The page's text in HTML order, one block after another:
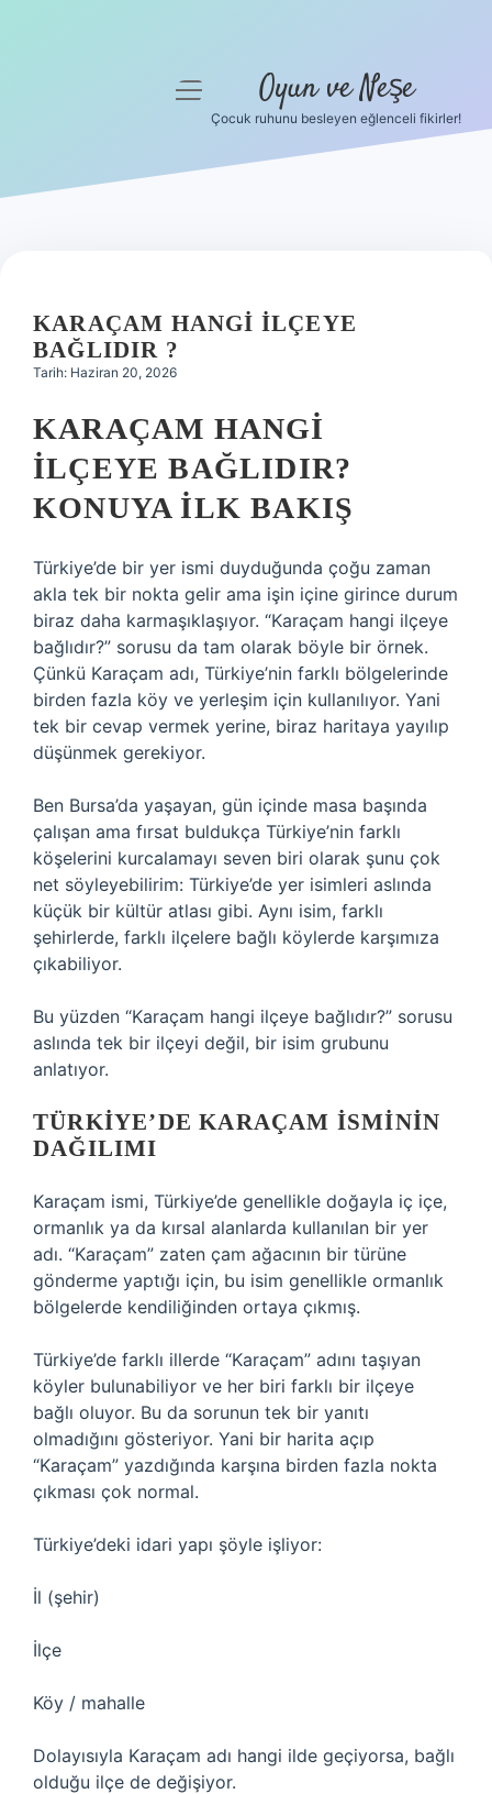
Hakkımızda
menüyü
Oyun ve Neşe
Çocuk ruhunu besleyen eğlenceli fikirler!
KARAÇAM HANGI ILÇEYE
BAĞLIDIR ?
Tarih: Haziran 20, 2026
KARAÇAM HANGI
ILÇEYE BAĞLIDIR?
KONUYA ILK BAKIŞ
Türkiye’de bir yer ismi duyduğunda çoğu zaman
akla tek bir nokta gelir ama işin içine girince durum
biraz daha karmaşıklaşıyor. “Karaçam hangi ilçeye
bağlıdır?” sorusu da tam olarak böyle bir örnek.
Çünkü Karaçam adı, Türkiye’nin farklı bölgelerinde
birden fazla köy ve yerleşim için kullanılıyor. Yani
tek bir cevap vermek yerine, biraz haritaya yayılıp
düşünmek gerekiyor.
Ben Bursa’da yaşayan, gün içinde masa başında
çalışan ama fırsat buldukça Türkiye’nin farklı
köşelerini kurcalamayı seven biri olarak şunu çok
net söyleyebilirim: Türkiye’de yer isimleri aslında
küçük bir kültür atlası gibi. Aynı isim, farklı
şehirlerde, farklı ilçelere bağlı köylerde karşımıza
çıkabiliyor.
Bu yüzden “Karaçam hangi ilçeye bağlıdır?” sorusu
aslında tek bir ilçeyi değil, bir isim grubunu
anlatıyor.
TÜRKIYE’DE KARAÇAM ISMININ
DAĞILIMI
Karaçam ismi, Türkiye’de genellikle doğayla iç içe,
ormanlık ya da kırsal alanlarda kullanılan bir yer
adı. “Karaçam” zaten çam ağacının bir türüne
gönderme yaptığı için, bu isim genellikle ormanlık
bölgelerde kendiliğinden ortaya çıkmış.
Türkiye’de farklı illerde “Karaçam” adını taşıyan
köyler bulunabiliyor ve her biri farklı bir ilçeye
bağlı oluyor. Bu da sorunun tek bir yanıtı
olmadığını gösteriyor. Yani bir harita açıp
“Karaçam” yazdığında karşına birden fazla nokta
çıkması çok normal.
Türkiye’deki idari yapı şöyle işliyor:
İl (şehir)
İlçe
Köy / mahalle
Dolayısıyla Karaçam adı hangi ilde geçiyorsa, bağlı
olduğu ilçe de değişiyor.